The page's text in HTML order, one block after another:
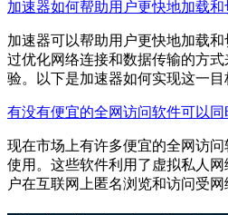
加速器如何帮助用户更快地加载和
加速器可以帮助用户更快地加载
过优化网络连接和数据传输的方
验。以下是加速器如何实现这一目
有没有便宜的全网访问软件可以同
现在市场上有许多便宜的全网访
使用。这些软件利用了虚拟私人
户在互联网上匿名浏览和访问受网